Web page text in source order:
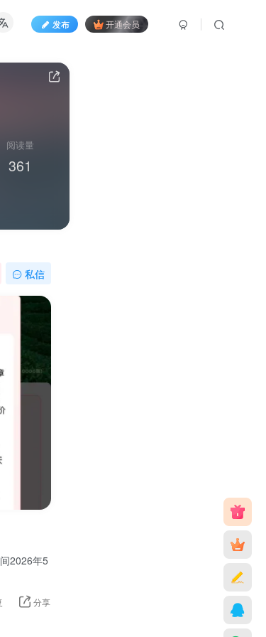
发布 开通会员
阅读量
361
私信
2026年5
分享